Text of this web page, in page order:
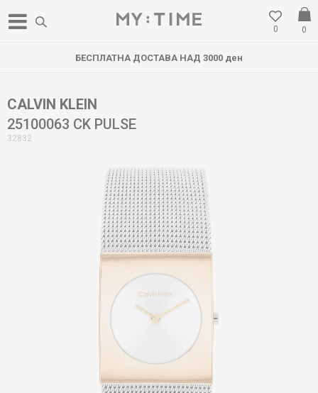
0
0
БЕСПЛАТНА ДОСТАВА НАД 3000 ден
CALVIN KLEIN
25100063 CK PULSE
32832